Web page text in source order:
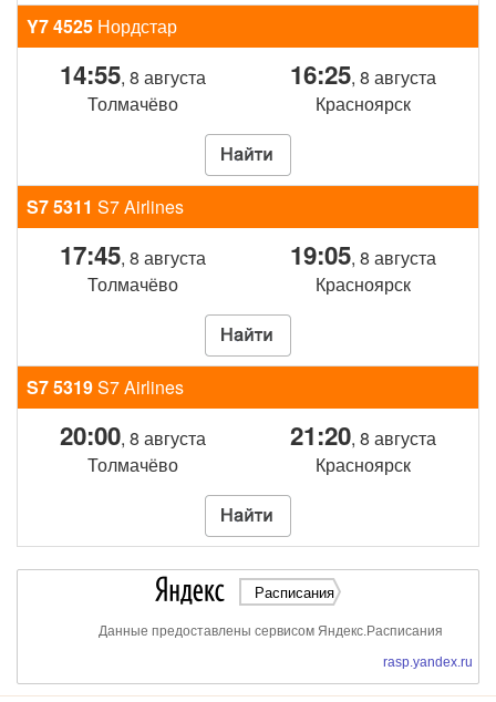
Y7 4525 Нордстар
14:55, 8 августа
Толмачёво
16:25, 8 августа
Красноярск
S7 5311 S7 Airlines
17:45, 8 августа
Толмачёво
19:05, 8 августа
Красноярск
S7 5319S7 Airlines
20:00, 8 августа
Толмачёво
21:20, 8 августа
Красноярск
Расписания
Данные предоставлены сервисом Яндекс.Расписания
rasp.yandex.ru